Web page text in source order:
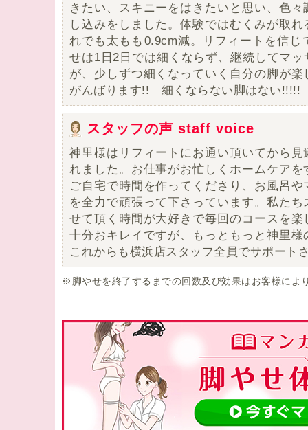
きたい、スキニーをはきたい と思い、色
し込みをしました。体験ではむくみが取
れでも太もも0.9cm減。リフィートを信じ
せは1日2日では細くならず、継続してマ
が、少しずつ細くなっていく自分の脚が楽
がんばります!! 細くならない脚はない!!!!!
スタッフの声 staff voice
神里様はリフィートにお通い頂いてから
れました。お仕事がお忙しくホームケア
ご自宅で時間を作ってくださり、お風呂
を全力で頑張って下さっています。私た
せて頂く時間が大好きで毎回のコースを
十分おキレイですが、もっともっと神里
これからも横浜店スタッフ全員でサポート
※脚やせを終了するまでの回数及び効果はお客様によ